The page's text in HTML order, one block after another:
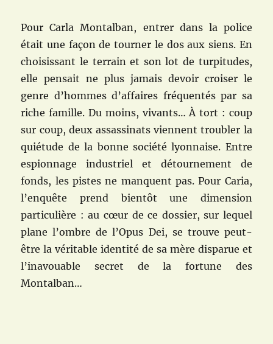
Pour Carla Montalban, entrer dans la police
était une façon de tourner le dos aux siens. En
choisissant le terrain et son lot de turpitudes,
elle pensait ne plus jamais devoir croiser le
genre d’hommes d’affaires fréquentés par sa
riche famille. Du moins, vivants… À tort : coup
sur coup, deux assassinats viennent troubler la
quiétude de la bonne société lyonnaise. Entre
espionnage industriel et détournement de
fonds, les pistes ne manquent pas. Pour Caria,
l’enquête prend bientôt une dimension
particulière : au cœur de ce dossier, sur lequel
plane l’ombre de l’Opus Dei, se trouve peut-
être la véritable identité de sa mère disparue et
l’inavouable secret de la fortune des
Montalban…